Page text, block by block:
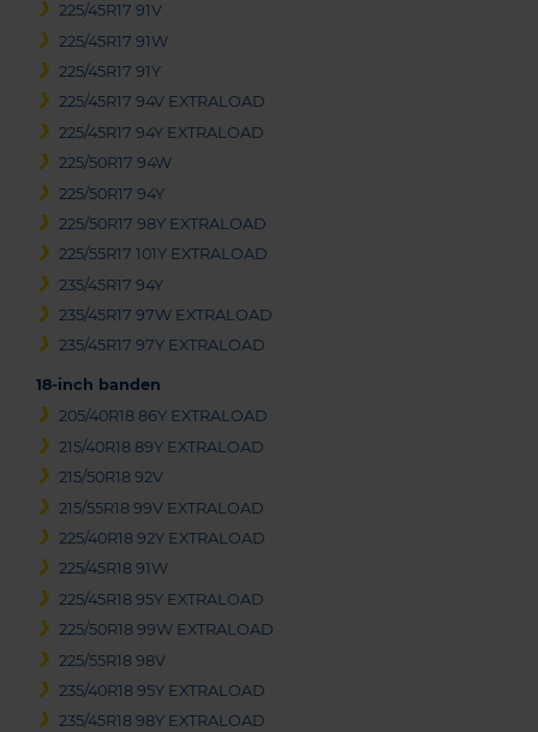
225/45R17 91V
225/45R17 91W
225/45R17 91Y
225/45R17 94V EXTRALOAD
225/45R17 94Y EXTRALOAD
225/50R17 94W
225/50R17 94Y
225/50R17 98Y EXTRALOAD
225/55R17 101Y EXTRALOAD
235/45R17 94Y
235/45R17 97W EXTRALOAD
235/45R17 97Y EXTRALOAD
18-inch banden
205/40R18 86Y EXTRALOAD
215/40R18 89Y EXTRALOAD
215/50R18 92V
215/55R18 99V EXTRALOAD
225/40R18 92Y EXTRALOAD
225/45R18 91W
225/45R18 95Y EXTRALOAD
225/50R18 99W EXTRALOAD
225/55R18 98V
235/40R18 95Y EXTRALOAD
235/45R18 98Y EXTRALOAD